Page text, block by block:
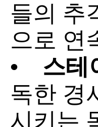
들의 추
으로 연
•
스테
독한 경
시키는